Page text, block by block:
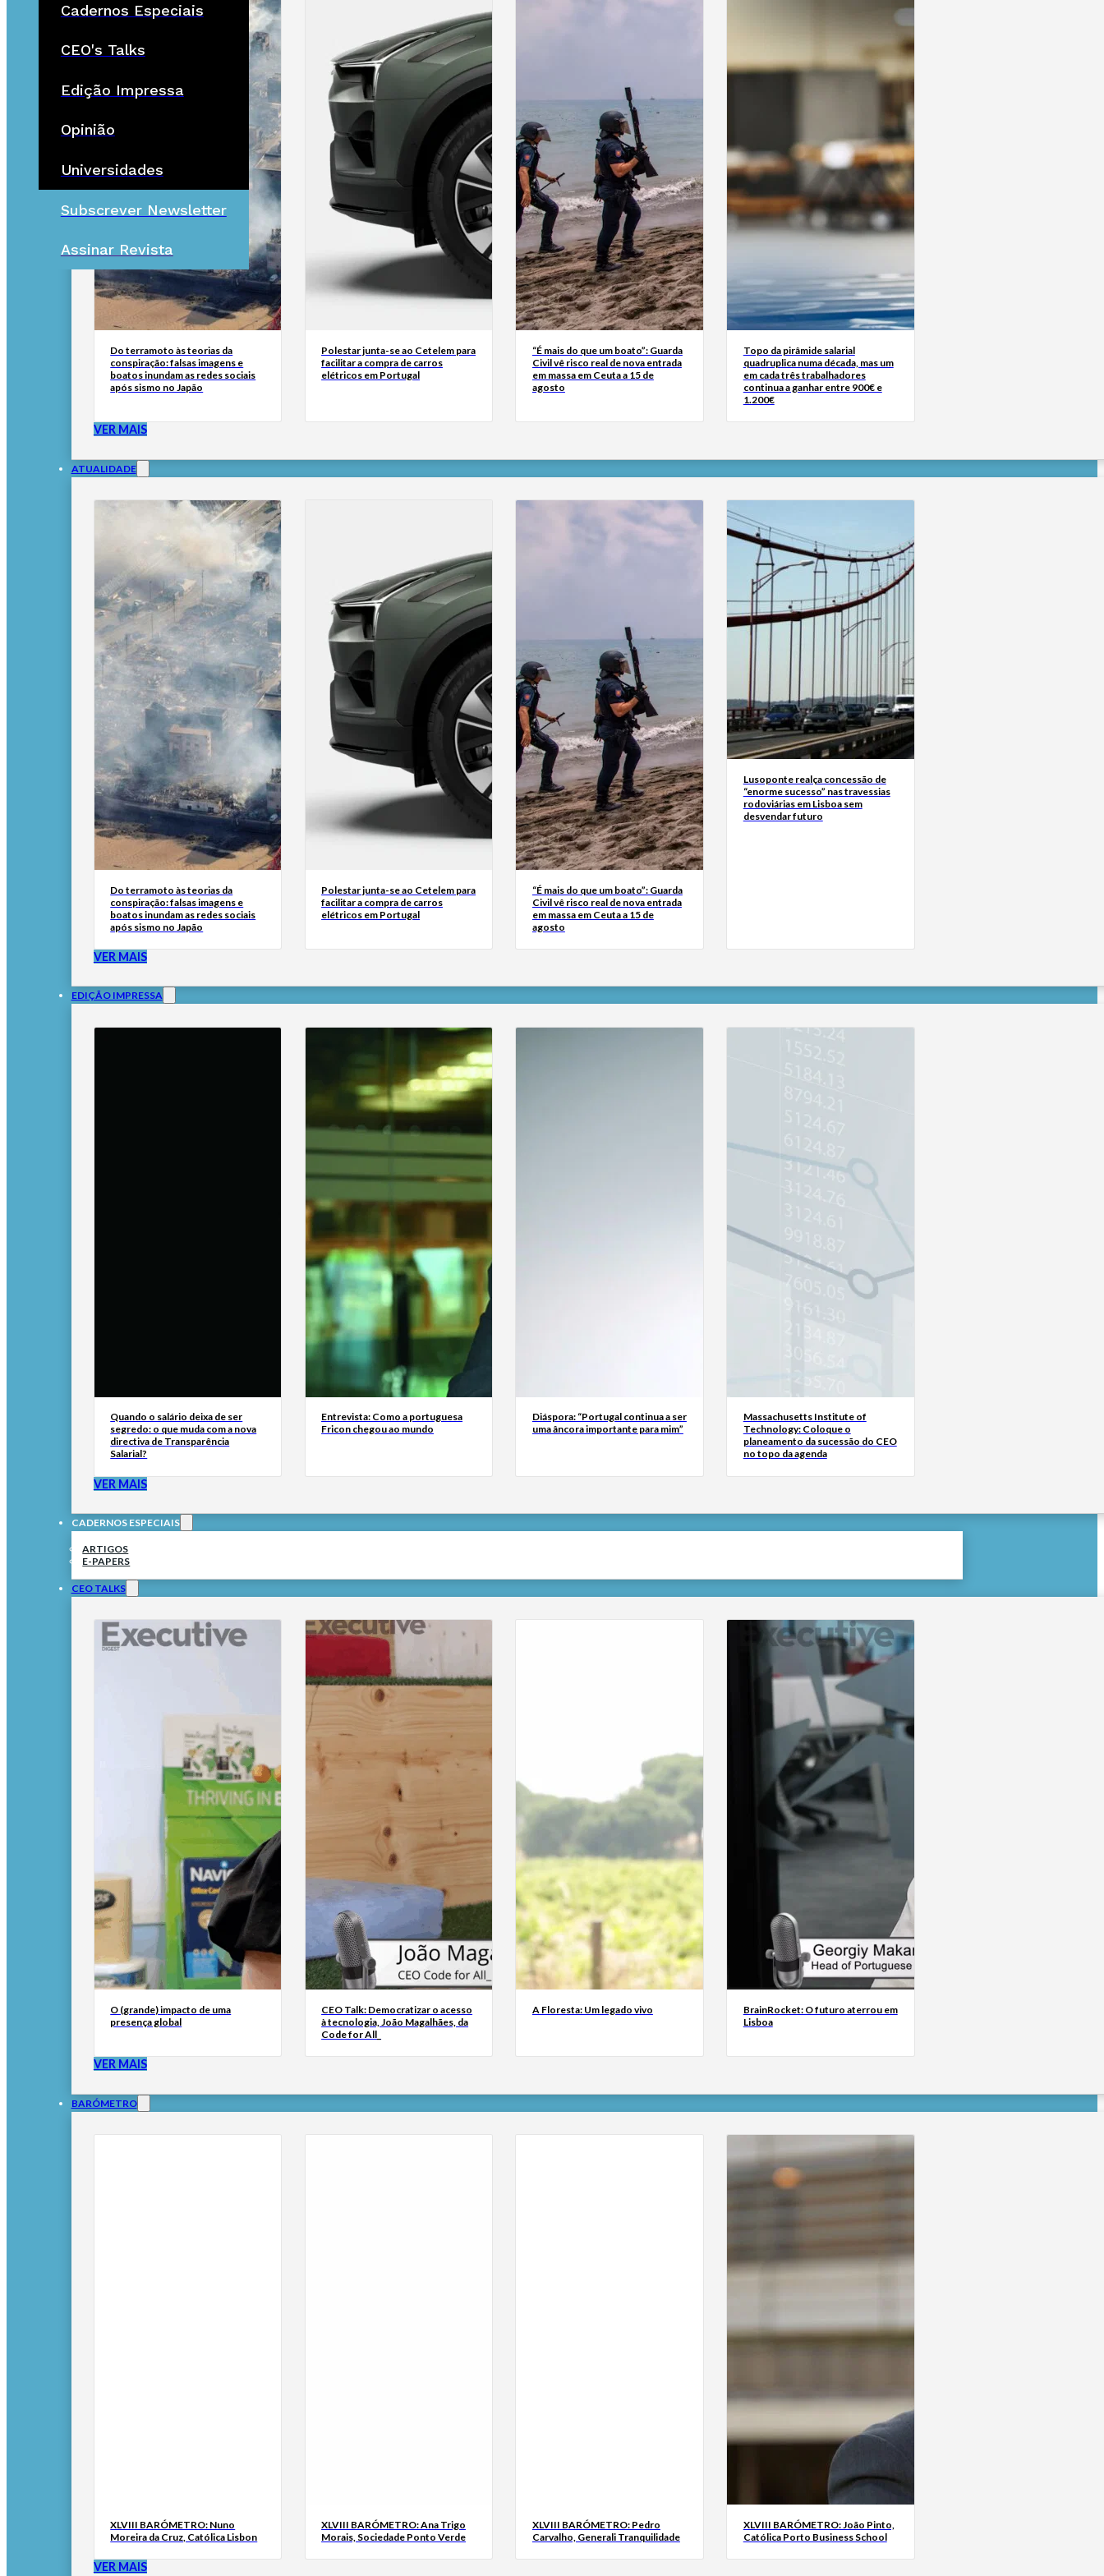
Cadernos Especiais
CEO's Talks
Edição Impressa
Opinião
Universidades
Subscrever Newsletter
Assinar Revista
Do terramoto às teorias da
conspiração: falsas imagens e
boatos inundam as redes sociais
após sismo no Japão
Polestar junta-se ao Cetelem para
facilitar a compra de carros
elétricos em Portugal
“É mais do que um boato”: Guarda
Civil vê risco real de nova entrada
em massa em Ceuta a 15 de
agosto
Topo da pirâmide salarial
quadruplica numa década, mas um
em cada três trabalhadores
continua a ganhar entre 900€ e
1.200€
VER MAIS
ATUALIDADE
Do terramoto às teorias da
conspiração: falsas imagens e
boatos inundam as redes sociais
após sismo no Japão
Polestar junta-se ao Cetelem para
facilitar a compra de carros
elétricos em Portugal
“É mais do que um boato”: Guarda
Civil vê risco real de nova entrada
em massa em Ceuta a 15 de
agosto
Lusoponte realça concessão de
“enorme sucesso” nas travessias
rodoviárias em Lisboa sem
desvendar futuro
VER MAIS
EDIÇÃO IMPRESSA
Quando o salário deixa de ser
segredo: o que muda com a nova
directiva de Transparência
Salarial?
Entrevista: Como a portuguesa
Fricon chegou ao mundo
Diáspora: “Portugal continua a ser
uma âncora importante para mim”
Massachusetts Institute of
Technology: Coloque o
planeamento da sucessão do CEO
no topo da agenda
VER MAIS
CADERNOS ESPECIAIS
ARTIGOS
E-PAPERS
CEO TALKS
O (grande) impacto de uma
presença global
CEO Talk: Democratizar o acesso
à tecnologia, João Magalhães, da
Code for All_
A Floresta: Um legado vivo
BrainRocket: O futuro aterrou em
Lisboa
VER MAIS
BARÓMETRO
XLVIII BARÓMETRO: Nuno
Moreira da Cruz, Católica Lisbon
XLVIII BARÓMETRO: Ana Trigo
Morais, Sociedade Ponto Verde
XLVIII BARÓMETRO: Pedro
Carvalho, Generali Tranquilidade
XLVIII BARÓMETRO: João Pinto,
Católica Porto Business School
VER MAIS